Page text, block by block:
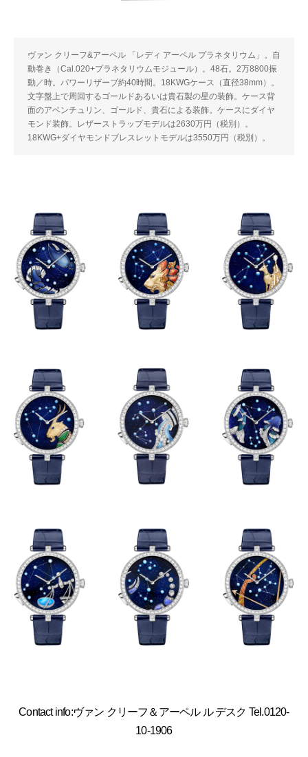
ヴァン クリーフ&アーペル 「レディ アーペル プラネタリウム」。自
動巻き（Cal.020+プラネタリウムモジュール）。48石。2万8800振
動／時。パワーリザーブ約40時間。18KWGケース（直径38mm）。
文字盤上で周回するゴールドあるいは貴石製の星の装飾。ケース背
面のアベンチュリン、ゴールド、貴石による装飾。ケースにダイヤ
モンド装飾。レザーストラップモデルは2630万円（税別）。
18KWG+ダイヤモンドブレスレットモデルは3550万円（税別）。
Contact info:ヴァン クリーフ＆アーペル ル デスク Tel.0120-
10-1906